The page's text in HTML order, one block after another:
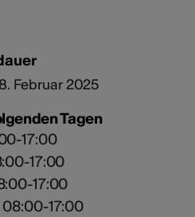
Februar 2025
Tagen
17:00
17:00
17:00
08:00-17:00